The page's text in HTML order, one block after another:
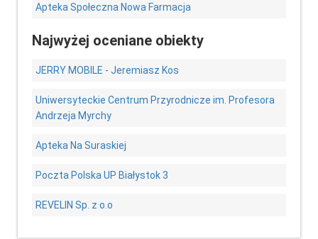
Apteka Społeczna Nowa Farmacja
Najwyżej oceniane obiekty
JERRY MOBILE - Jeremiasz Kos
Uniwersyteckie Centrum Przyrodnicze im. Profesora
Andrzeja Myrchy
Apteka Na Suraskiej
Poczta Polska UP Białystok 3
REVELIN Sp. z o.o